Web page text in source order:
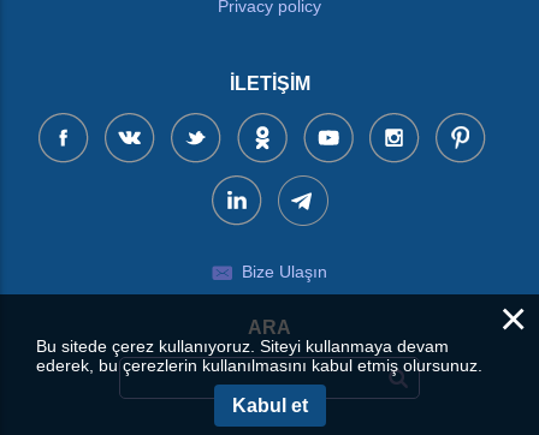
Privacy policy
İLETIŞIM
Bize Ulaşın
ARA ×
Bu sitede çerez kullanıyoruz. Siteyi kullanmaya devam
ederek, bu çerezlerin kullanılmasını kabul etmiş olursunuz.
Kabul et